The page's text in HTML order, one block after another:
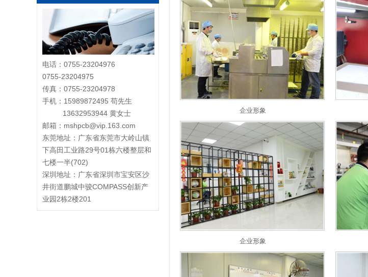
电话：0755-23204976
0755-23204975
传真：0755-23204978
手机：15989872495 苟先生
13632953944 黄女士
邮箱：mshpcb@vip.163.com
东莞地址： 广东省东莞市大岭山镇
下高田工业路29号01栋六楼整层和
七楼一半(702)
深圳地址：广东省深圳市宝安区沙
井街道鹏城中骏COMPASS创新产
业园2栋2楼201
企业形象
企业形象